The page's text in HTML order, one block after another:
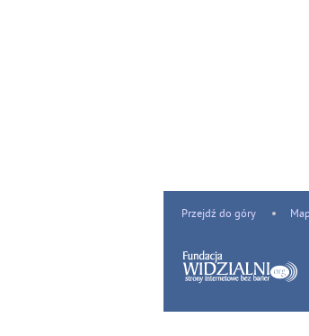
Przejdź do góry